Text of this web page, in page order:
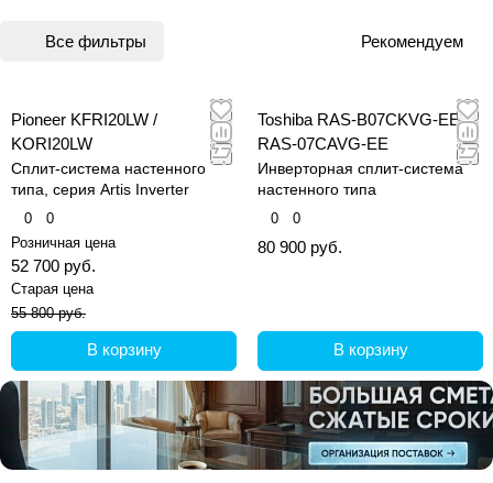
Все фильтры Рекомендуем
Pioneer KFRI20LW /
KORI20LW
Сплит-система настенного
типа, серия Artis Inverter
0
0
Розничная цена
52 700 руб.
Старая цена
55 800 руб.
В корзину
Toshiba RAS-B07CKVG-EE /
RAS-07CAVG-EE
Инверторная сплит-система
настенного типа
0 0
80 900 руб.
В корзину